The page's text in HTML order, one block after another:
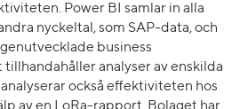
Power BI samlar in alla
nyckeltal, som SAP-data, och
business
analyser av enskilda
också effektiviteten hos